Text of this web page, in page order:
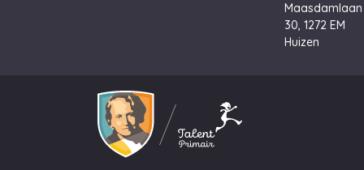
Maasdamlaan
30, 1272 EM
Huizen